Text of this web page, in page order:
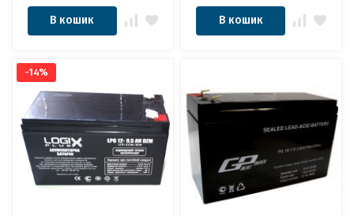
В кошик В кошик
-14%